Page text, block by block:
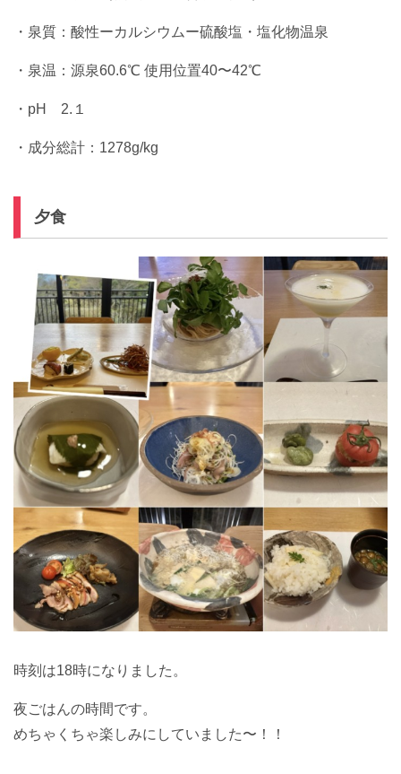
・泉質：酸性ーカルシウムー硫酸塩・塩化物温泉
・泉温：源泉60.6℃ 使用位置40〜42℃
・pH 2.１
・成分総計：1278g/kg
夕食
時刻は18時になりました。
夜ごはんの時間です。
めちゃくちゃ楽しみにしていました〜！！